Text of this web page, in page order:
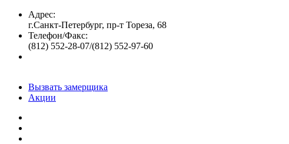
Адрес:
г.Санкт-Петербург, пр-т Тореза, 68
Телефон/Факс:
(812) 552-28-07/(812) 552-97-60
Вызвать замерщика
Акции